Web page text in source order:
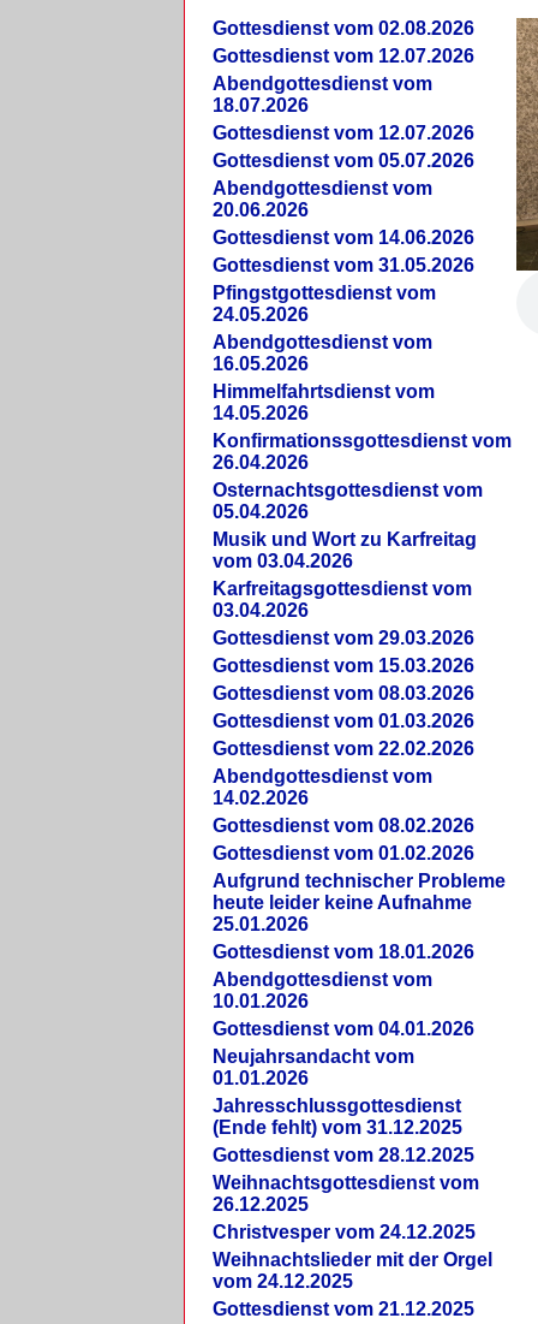
Gottesdienst vom 02.08.2026
Gottesdienst vom 12.07.2026
Abendgottesdienst vom
18.07.2026
Gottesdienst vom 12.07.2026
Gottesdienst vom 05.07.2026
Abendgottesdienst vom
20.06.2026
Gottesdienst vom 14.06.2026
Gottesdienst vom 31.05.2026
Pfingstgottesdienst vom
24.05.2026
Abendgottesdienst vom
16.05.2026
Himmelfahrtsdienst vom
14.05.2026
Konfirmationssgottesdienst vom
26.04.2026
Osternachtsgottesdienst vom
05.04.2026
Musik und Wort zu Karfreitag
vom 03.04.2026
Karfreitagsgottesdienst vom
03.04.2026
Gottesdienst vom 29.03.2026
Gottesdienst vom 15.03.2026
Gottesdienst vom 08.03.2026
Gottesdienst vom 01.03.2026
Gottesdienst vom 22.02.2026
Abendgottesdienst vom
14.02.2026
Gottesdienst vom 08.02.2026
Gottesdienst vom 01.02.2026
Aufgrund technischer Probleme
heute leider keine Aufnahme
25.01.2026
Gottesdienst vom 18.01.2026
Abendgottesdienst vom
10.01.2026
Gottesdienst vom 04.01.2026
Neujahrsandacht vom
01.01.2026
Jahresschlussgottesdienst
(Ende fehlt) vom 31.12.2025
Gottesdienst vom 28.12.2025
Weihnachtsgottesdienst vom
26.12.2025
Christvesper vom 24.12.2025
Weihnachtslieder mit der Orgel
vom 24.12.2025
Gottesdienst vom 21.12.2025